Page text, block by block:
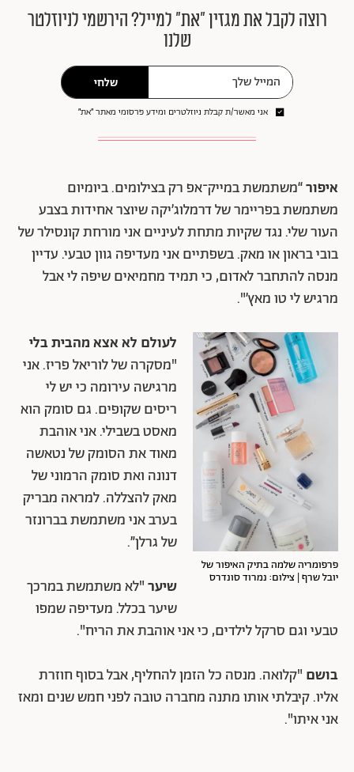
רוצה לקבל את מגזין ״את״ למייל? הירשמי לניוזלטר
שלנו
שלחי
אני מאשר/ת קבלת ניוזלטרים ומידע פרסומי מאתר ״את״
איפור“משתמשת במייק־אפ רק בצילומים. ביומיום
משתמשת בפריימר של דרמלוג׳יקה שיוצר אחידות בצבע
העור שלי. נגד שקיות מתחת לעיניים אני מורחת קונסילר של
בובי בראון או מאק. בשפתיים אני מעדיפה גוון טבעי. עדיין
מנסה להתחבר לאדום, כי תמיד מחמיאים שיפה לי אבל
מרגיש לי טו מאץ׳".
פרפומריה שלמה בתיק האיפור של
יובל שרף | צילום: נמרוד סונדרס
לעולם לא אצא מהבית בלי
"מסקרה של לוריאל פריז. אני
מרגישה עירומה כי יש לי
ריסים שקופים. גם סומק הוא
מאסט בשבילי. אני אוהבת
מאוד את הסומק של נטאשה
דנונה ואת סומק הרמוני של
מאק להצללה. למראה מבריק
בערב אני משתמשת בברונזר
של גרלן״.
שיער"לא משתמשת במרכך
שיער בכלל. מעדיפה שמפו
טבעי וגם סרקל לילדים, כי אני אוהבת את הריח".
בושם "קלואה. מנסה כל הזמן להחליף, אבל בסוף חוזרת
אליו. קיבלתי אותו מתנה מחברה טובה לפני חמש שנים ומאז
אני איתו".